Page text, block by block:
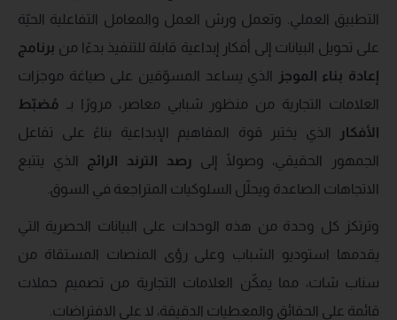
التطبيق العملي. وتعمل ورش العمل والمعامل التفاعلية الحيّة
على تحويل البيانات إلى أفكار إبداعية قابلة للتنفيذ بدءًا من برنامج
إعادة بناء الموجز
الذي يساعد المسوّقين على صياغة موجزات
العلامات التجارية من منظور شبابي معاصر، مرورًا بـ مُضبّط
الأفكار
الذي يختبر قوة المفاهيم الإبداعية بناءً على تفاعل
الجمهور الحقيقي، وصولًا إلى رصد الترند الرائج
الذي يتتبع
الاتجاهات الصاعدة ويحلّل السلوكيات المتراجعة في السوق.
وترتكز كل وحدة من هذه الوحدات على البيانات الحصرية التي
يقدمها استوديو الشباب وعلى رؤى المنصات المستقاة من
سناب شات، مما يمكّن العلامات التجارية من تصميم حملات
قائمة على الحقائق والمعطيات الدقيقة، لا على الافتراضات.